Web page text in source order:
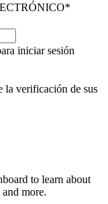
*
iniciar sesión
la verificación de sus
to learn about
more.